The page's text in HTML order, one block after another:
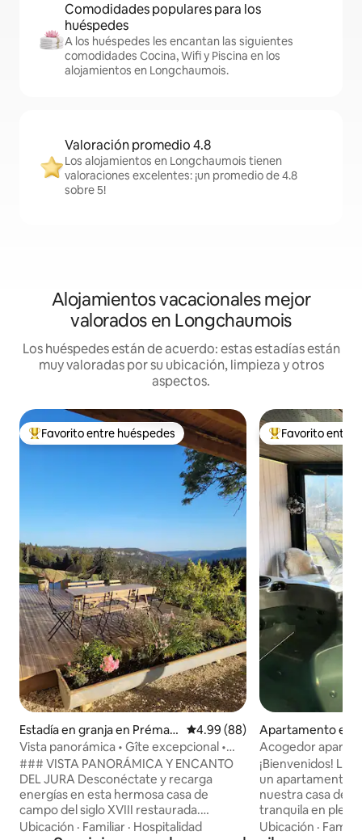
Comodidades populares para los
huéspedes
A los huéspedes les encantan las siguientes
comodidades Cocina, Wifi y Piscina en los
alojamientos en Longchaumois.
Valoración promedio 4.8
Los alojamientos en Longchaumois tienen
valoraciones excelentes: ¡un promedio de 4.8
sobre 5!
Alojamientos vacacionales mejor
valorados en Longchaumois
Los huéspedes están de acuerdo: estas estadías están
muy valoradas por su ubicación, limpieza y otros
aspectos.
Favorito entre huéspedes preferido
Favorito entre huéspedes
Estadía en granja en Préman
on
Calificación promedio: 4.99 de
4.99 (88)
Vista panorámica • Gîte excepcional •
Alojamiento para 6 personas
### VISTA PANORÁMICA Y ENCANTO
DEL JURA Desconéctate y recarga
energías en esta hermosa casa de
campo del siglo XVIII restaurada.
Ubicada en Prémanon, nuestra casa de
Ubicación · Familiar · Hospitalidad
Favorito entre
Favorito entre
Apartamento en
Acogedor
terraza y jardín
¡Bienvenidos! Le
un apartamento
nuestra casa de
tranquila en plena
caminatas por el
Ubicación ·